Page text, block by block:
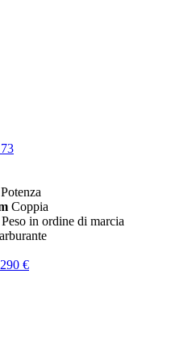
Potenza
Coppia
Peso in ordine di marcia
€